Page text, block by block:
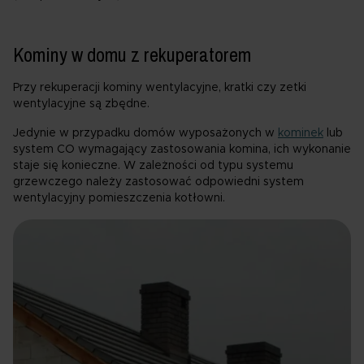
Kominy w domu z rekuperatorem
Przy rekuperacji kominy wentylacyjne, kratki czy zetki
wentylacyjne są zbędne.
Jedynie w przypadku domów wyposażonych w kominek lub
system CO wymagający zastosowania komina, ich wykonanie
staje się konieczne. W zależności od typu systemu
grzewczego należy zastosować odpowiedni system
wentylacyjny pomieszczenia kotłowni.